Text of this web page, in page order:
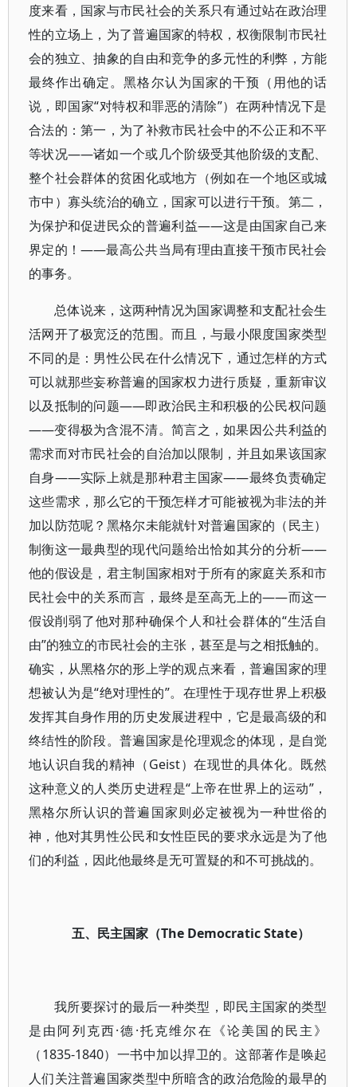
度来看，国家与市民社会的关系只有通过站在政治理
性的立场上，为了普遍国家的特权，权衡限制市民社
会的独立、抽象的自由和竞争的多元性的利弊，方能
最终作出确定。黑格尔认为国家的干预（用他的话
说，即国家“对特权和罪恶的清除”）在两种情况下是
合法的：第一，为了补救市民社会中的不公正和不平
等状况——诸如一个或几个阶级受其他阶级的支配、
整个社会群体的贫困化或地方（例如在一个地区或城
市中）寡头统治的确立，国家可以进行干预。第二，
为保护和促进民众的普遍利益——这是由国家自己来
界定的！——最高公共当局有理由直接干预市民社会
的事务。
总体说来，这两种情况为国家调整和支配社会生
活网开了极宽泛的范围。而且，与最小限度国家类型
不同的是：男性公民在什么情况下，通过怎样的方式
可以就那些妄称普遍的国家权力进行质疑，重新审议
以及抵制的问题——即政治民主和积极的公民权问题
——变得极为含混不清。简言之，如果因公共利益的
需求而对市民社会的自治加以限制，并且如果该国家
自身——实际上就是那种君主国家——最终负责确定
这些需求，那么它的干预怎样才可能被视为非法的并
加以防范呢？黑格尔未能就针对普遍国家的（民主）
制衡这一最典型的现代问题给出恰如其分的分析——
他的假设是，君主制国家相对于所有的家庭关系和市
民社会中的关系而言，最终是至高无上的——而这一
假设削弱了他对那种确保个人和社会群体的“生活自
由”的独立的市民社会的主张，甚至是与之相抵触的。
确实，从黑格尔的形上学的观点来看，普遍国家的理
想被认为是“绝对理性的”。在理性于现存世界上积极
发挥其自身作用的历史发展进程中，它是最高级的和
终结性的阶段。普遍国家是伦理观念的体现，是自觉
地认识自我的精神（Geist）在现世的具体化。既然
这种意义的人类历史进程是“上帝在世界上的运动”，
黑格尔所认识的普遍国家则必定被视为一种世俗的
神，他对其男性公民和女性臣民的要求永远是为了他
们的利益，因此他最终是无可置疑的和不可挑战的。
五、民主国家（The Democratic State）
我所要探讨的最后一种类型，即民主国家的类型
是由阿列克西·德·托克维尔在《论美国的民主》
（1835-1840）一书中加以捍卫的。这部著作是唤起
人们关注普遍国家类型中所暗含的政治危险的最早的